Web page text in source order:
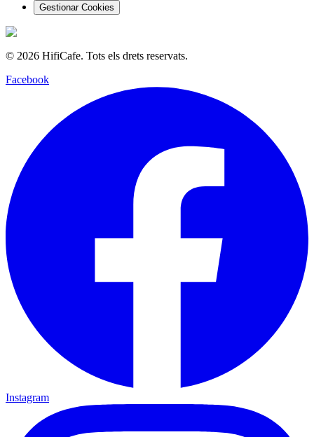
Gestionar Cookies
© 2026 HifiCafe. Tots els drets reservats.
Facebook
Instagram